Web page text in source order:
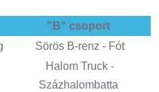
"B" csoport
Sörös B-renz - Fót
Halom Truck -
Százhalombatta